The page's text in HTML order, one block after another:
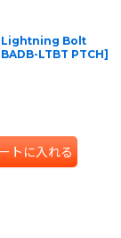
Lightning Bolt
BADB-LTBT PTCH]
トに入れる